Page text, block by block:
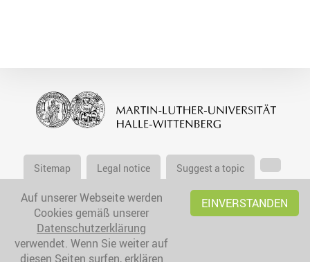
Sitemap Legal notice Suggest a topic
Auf unserer Webseite werden
Cookies gemäß unserer
Datenschutzerklärung
verwendet. Wenn Sie weiter auf
diesen Seiten surfen, erklären
EINVERSTANDEN